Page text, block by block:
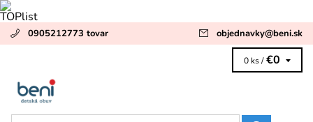
0905212773 tovar objednavky@beni.sk
0 ks / €0